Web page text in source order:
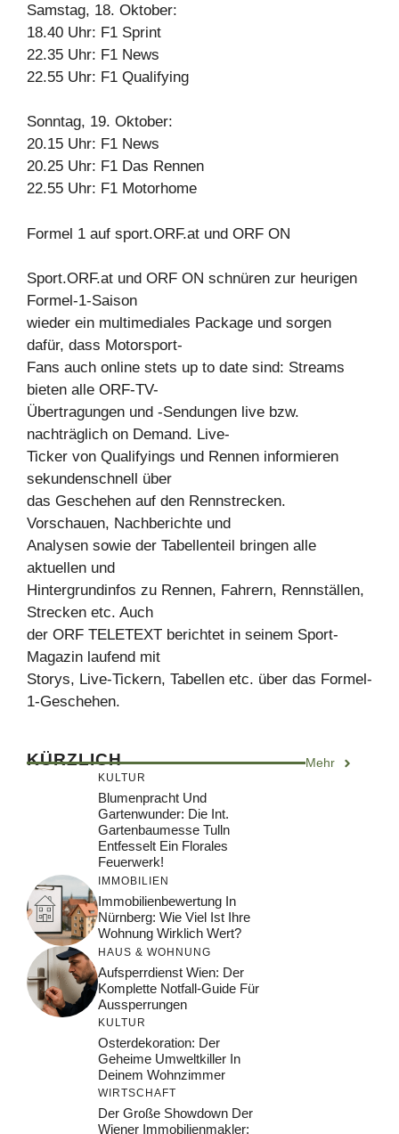
Samstag, 18. Oktober:
18.40 Uhr: F1 Sprint
22.35 Uhr: F1 News
22.55 Uhr: F1 Qualifying
Sonntag, 19. Oktober:
20.15 Uhr: F1 News
20.25 Uhr: F1 Das Rennen
22.55 Uhr: F1 Motorhome
Formel 1 auf sport.ORF.at und ORF ON
Sport.ORF.at und ORF ON schnüren zur heurigen
Formel-1-Saison
wieder ein multimediales Package und sorgen
dafür, dass Motorsport-
Fans auch online stets up to date sind: Streams
bieten alle ORF-TV-
Übertragungen und -Sendungen live bzw.
nachträglich on Demand. Live-
Ticker von Qualifyings und Rennen informieren
sekundenschnell über
das Geschehen auf den Rennstrecken.
Vorschauen, Nachberichte und
Analysen sowie der Tabellenteil bringen alle
aktuellen und
Hintergrundinfos zu Rennen, Fahrern, Rennställen,
Strecken etc. Auch
der ORF TELETEXT berichtet in seinem Sport-
Magazin laufend mit
Storys, Live-Tickern, Tabellen etc. über das Formel-
1-Geschehen.
KÜRZLICH Mehr
KULTUR
Blumenpracht Und
Gartenwunder: Die Int.
Gartenbaumesse Tulln
Entfesselt Ein Florales
Feuerwerk!
IMMOBILIEN
Immobilienbewertung In
Nürnberg: Wie Viel Ist Ihre
Wohnung Wirklich Wert?
HAUS & WOHNUNG
Aufsperrdienst Wien: Der
Komplette Notfall-Guide Für
Aussperrungen
KULTUR
Osterdekoration: Der
Geheime Umweltkiller In
Deinem Wohnzimmer
WIRTSCHAFT
Der Große Showdown Der
Wiener Immobilienmakler: